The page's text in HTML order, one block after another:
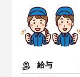
給与